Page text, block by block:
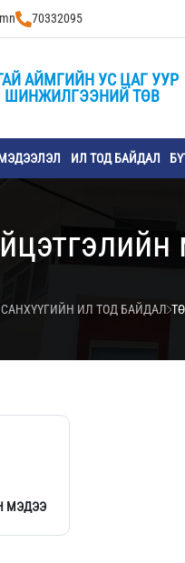
70332095
АЙМГИЙН УС ЦАГ УУР
ШИНЖИЛГЭЭНИЙ ТӨВ
ИЛ ТОД БАЙДАЛ
САНХҮҮГИЙН ИЛ ТОД БАЙДАЛ
МЭДЭЭ